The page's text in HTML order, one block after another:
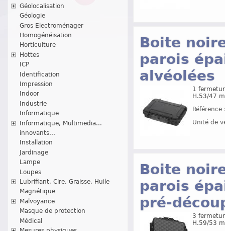
Géolocalisation
Géologie
Gros Electroménager
Homogénéisation
Horticulture
Hottes
ICP
Identification
Impression
Indoor
Industrie
Informatique
Informatique, Multimedia...
innovants...
Installation
Jardinage
Lampe
Loupes
Lubrifiant, Cire, Graisse, Huile
Magnétique
Malvoyance
Masque de protection
Médical
Boite
parois
alvéolées
1
H.53/47
Unité de
Boite
parois
pré-
3
H.59/53